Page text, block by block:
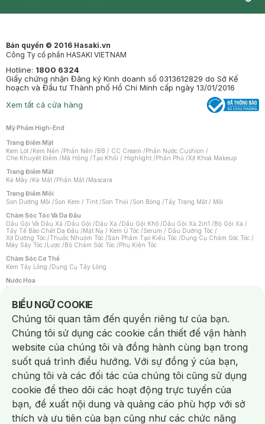
Bản quyền © 2016 Hasaki.vn
Công Ty cổ phần HASAKI VIETNAM
Hotline: 1800 6324
Giấy chứng nhận Đăng ký Kinh doanh số 0313612829 do Sở Kế
hoạch và Đầu tư Thành phố Hồ Chí Minh cấp ngày 13/01/2016
Xem tất cả cửa hàng
Mỹ Phẩm High-End
Trang Điểm Mặt
Kem Lót /Kem Nền /Phấn Nền /BB / CC Cream /Phấn Nước Cushion /
Che Khuyết Điểm /Má Hồng /Tạo Khối / Highlight /Phấn Phủ /Xịt Khoá Makeup
Trang Điểm Mắt
Kẻ Mày /Kẻ Mắt /Phấn Mắt /Mascara
Trang Điểm Môi
Son Dưỡng Môi /Son Kem / Tint /Son Thỏi /Son Bóng /Tẩy Trang Mắt / Môi
Chăm Sóc Tóc Và Da Đầu
Dầu Gội Và Dầu Xả /Dầu Gội /Dầu Xả /Dầu Gội Khô /Dầu Gội Xả 2in1 /Bộ Gội Xả /
Tẩy Tế Bào Chết Da Đầu /Mặt Nạ / Kem Ủ Tóc /Serum / Dầu Dưỡng Tóc /
Xịt Dưỡng Tóc /Thuốc Nhuộm Tóc /Sản Phẩm Tạo Kiểu Tóc /Dụng Cụ Chăm Sóc Tóc /
Máy Sấy Tóc /Lược /Bộ Chăm Sóc Tóc /Phụ Kiện Tóc
Chăm Sóc Cơ Thể
Kem Tẩy Lông /Dụng Cụ Tẩy Lông
Nước Hoa
Nước Hoa Nữ
Chăm Sóc Cá Nhân
Chống Muỗi /Khẩu Trang /Máy Massage/Mặt Nạ Xông Hơi /Nước Rửa Tay/
Sản Phẩm Chăm Sóc Khác /Bàn Chải Đánh Răng /Bàn Chải Điện/
Hỗ Trợ Trắng Răng/Kem Đánh Răng /Máy Tăm Nước/ Nước Súc Miệng/
Tăm / Chỉ Nha Khoa/ Xịt Thơm Miệng / Dung Dịch Vệ Sinh/Dưỡng Vùng Kín/
Khăn Ướt Vệ Sinh Vùng Kín/Băng Vệ Sinh/Tampon/Bọt Cạo Râu /Dao Cạo Râu/
Máy Cạo Râu
Vấn Đề Về Da
Da Dầu / Lỗ Chân Lông To/ Da Khô / Mất Nước/ Da Lão Hóa/ Da Mụn/
Da Nhạy Cảm / Kích Ứng
Da Xỉn Màu Thâm / Nám / Tàn Nhang
Quầng Thâm & Bọng Mắt /Sẹo /Viêm Da Cơ Địa
Dụng Cụ / Phụ Kiện Chăm Sóc Da
Bông Tẩy Trang
Khăn Lau Mặt Khô Dụng Cụ / Máy Rửa Mặt Máy Chăm Sóc Da
Dụng Cụ Chăm Sóc Khác
BIỂU NGỮ COOKIE
Notice about cookies usage
Chúng tôi quan tâm đến quyền riêng tư của bạn.
Chúng tôi sử dụng các cookie cần thiết để vận hành
website của chúng tôi và đồng hành cùng bạn trong
suốt quá trình điều hướng. Với sự đồng ý của bạn,
chúng tôi và các đối tác của chúng tôi cũng sử dụng
cookie để theo dõi các hoạt động trực tuyến của
bạn, đề xuất nội dung và quảng cáo phù hợp với sở
thích và ưu tiên của bạn cũng như các chức năng